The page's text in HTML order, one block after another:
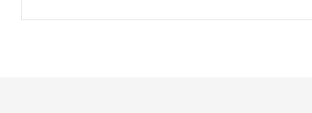
饮用水。根据世界卫生组织的调查，80%的